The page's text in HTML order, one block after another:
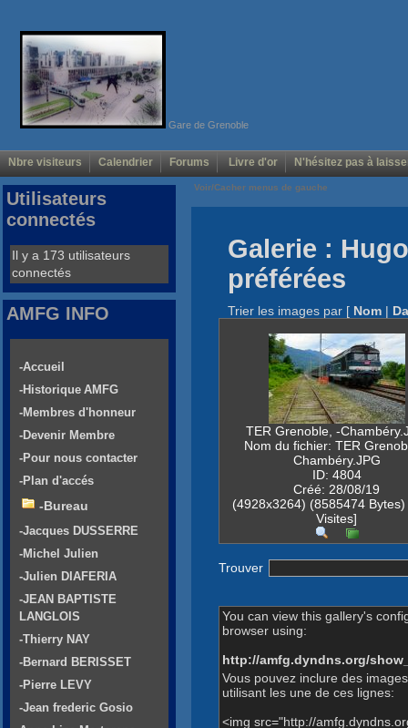
Gare de Grenoble
Nbre visiteurs Calendrier Forums Livre d'or N'hésitez pas à
Voir/Cacher menus de gauche
Galerie :
préférées
Trier les images par [ Nom |
TER Grenoble, -
Nom du fichier: TER
Chambéry.JPG
ID: 4804
Créé: 28/08/19
(4928x3264) (8585474
Visites]
Trouver
You can view this gallery's
browser using:
http://amfg.dyndns.org/
Vous pouvez inclure des
utilisant les une de ces lignes:
<img src="http://
Utilisateurs
connectés
Il y a 173 utilisateurs
connectés
AMFG INFO
-Accueil
-Historique AMFG
-Membres d'honneur
-Devenir Membre
-Pour nous contacter
-Plan d'accés
-Bureau
-Jacques DUSSERRE
-Michel Julien
-Julien DIAFERIA
-JEAN BAPTISTE
LANGLOIS
-Thierry NAY
-Bernard BERISSET
-Pierre LEVY
-Jean frederic Gosio